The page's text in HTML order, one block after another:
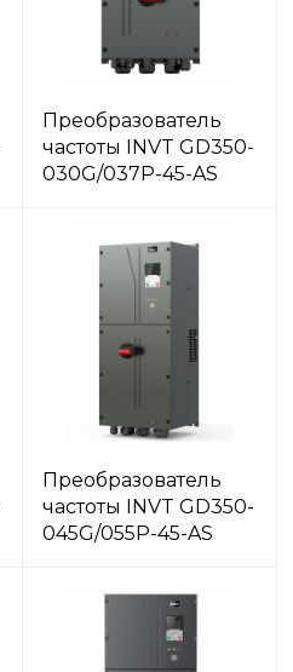
Преобразователь
частоты INVT GD350-
030G/037P-45-AS
Преобразователь
частоты INVT GD350-
045G/055P-45-AS